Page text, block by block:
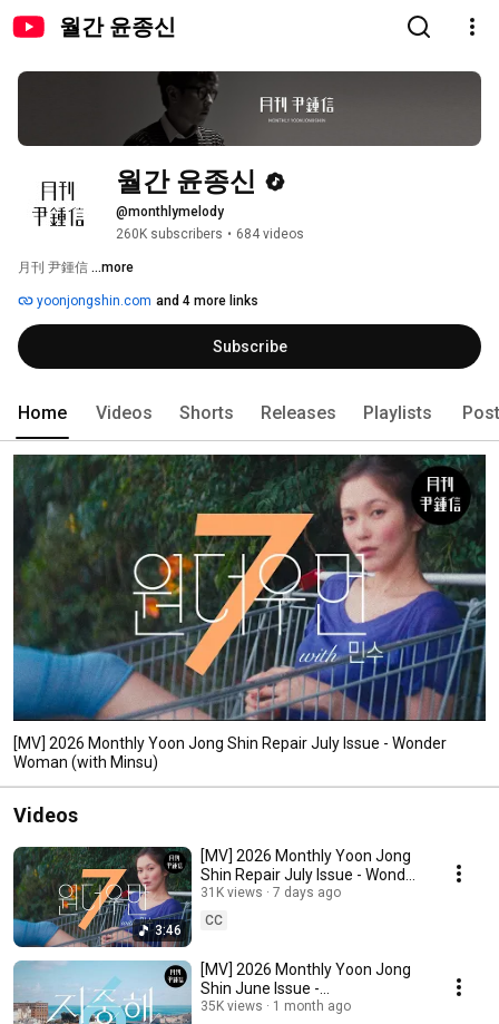
월간 윤종신
월간 윤종신
@monthlymelody
260K subscribers • 684 videos
月刊 尹鍾信 ...more
yoonjongshin.com and 4 more links
Subscribe
Home Videos Shorts Releases Playlists
[MV] 2026 Monthly Yoon Jong Shin Repair July Issue - Wonder
Woman (with Minsu)
Videos
3:46
[MV] 2026 Monthly Yoon Jong
Shin Repair July Issue - Wonder
Woman (with Minsu)
31K views
7 days ago
CC
[MV] 2026 Monthly Yoon Jong
Shin June Issue -
Mediterranean
35K views
1 month ago